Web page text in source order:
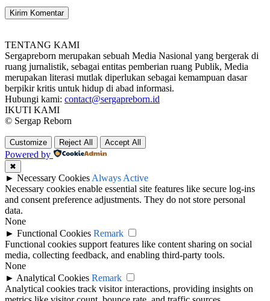
TENTANG KAMI
Sergapreborn merupakan sebuah Media Nasional yang bergerak di
ruang jurnalistik, sebagai entitas pemberian ruang Publik, Media
merupakan literasi mutlak diperlukan sebagai kemampuan dasar
berpikir kritis untuk hidup di abad informasi.
Hubungi kami: contact@sergapreborn.id
IKUTI KAMI
© Sergap Reborn
Customize Reject All Accept All
Powered by
✖
► Necessary Cookies Always Active
Necessary cookies enable essential site features like secure log-ins
and consent preference adjustments. They do not store personal
data.
None
► Functional Cookies Remark
Functional cookies support features like content sharing on social
media, collecting feedback, and enabling third-party tools.
None
► Analytical Cookies Remark
Analytical cookies track visitor interactions, providing insights on